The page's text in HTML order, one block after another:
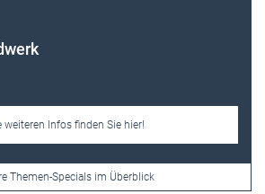
weiteren Infos finden Sie hier!
Themen-Specials im Überblick